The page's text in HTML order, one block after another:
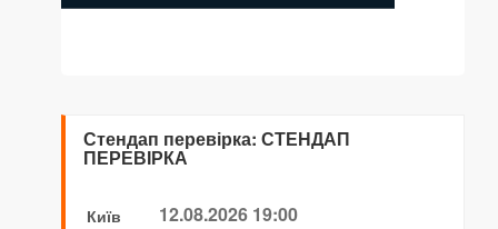
Стендап перевірка: СТЕНДАП
ПЕРЕВІРКА
Київ 12.08.2026 19:00